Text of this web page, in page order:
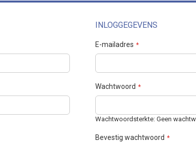
INLOGGEGEVENS
E-mailadres
Wachtwoord
Wachtwoordsterkte: Geen
Bevestig wachtwoord